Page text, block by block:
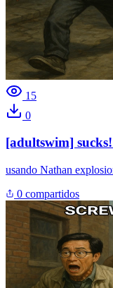
15
0
[adultswim]
usando Nathan
0 compartidos